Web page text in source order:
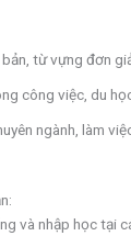
từ vựng đơn
công việc, du
ngành, làm
và nhập học tại